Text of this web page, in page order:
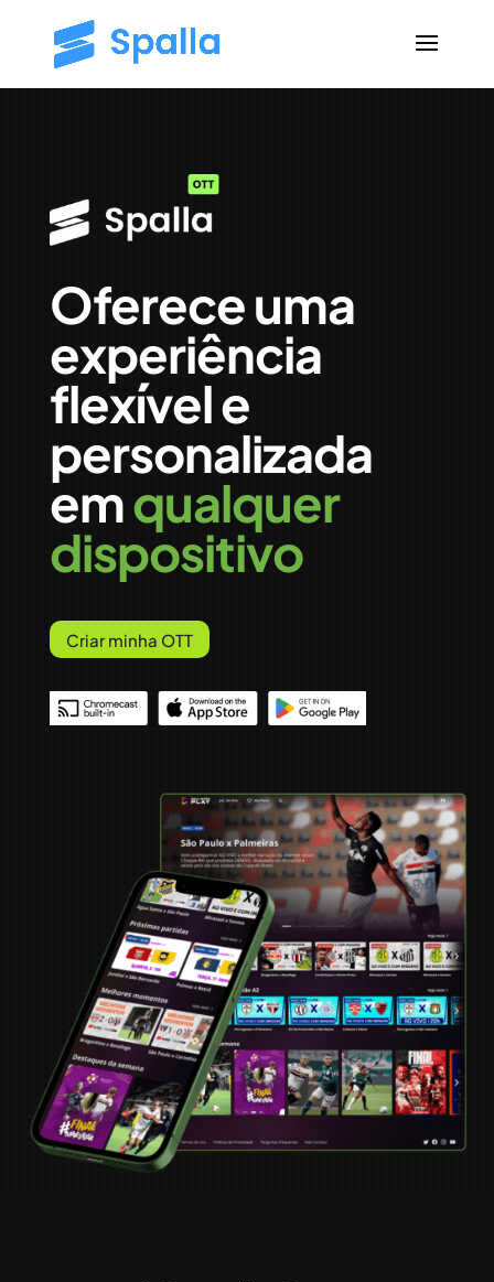
Oferece uma
experiência
flexível e
personalizada
emqualquer
dispositivo
Criar minha OTT